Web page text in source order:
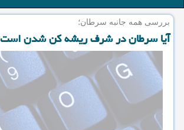
بررسی همه جانبه سرطان؛
آیا سرطان در شرف ریشه كن شدن